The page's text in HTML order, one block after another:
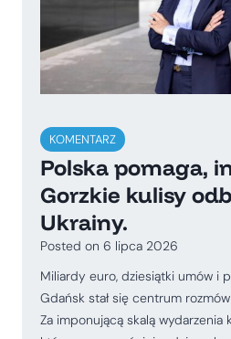
KOMENTARZ
Polska pomaga,
Gorzkie kulisy
Ukrainy.
Posted on 6 lipca 2026
Miliardy euro, dziesiątki umów i
Gdańsk stał się centrum
Za imponującą skalą